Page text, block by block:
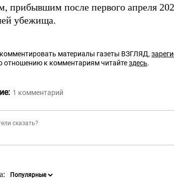
прибывшим после первого апреля
убежища.
материалы газеты ВЗГЛЯД,
отношению к комментариям читайтездесь.
1 комментарий